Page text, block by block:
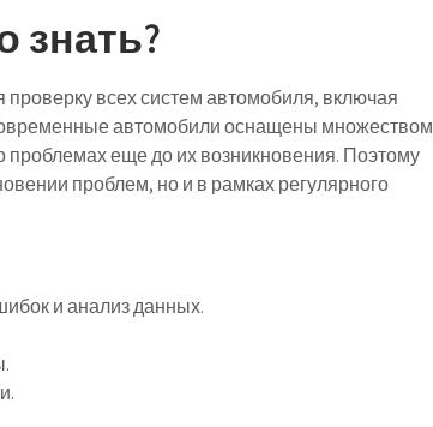
знать?
всех систем автомобиля, включая
автомобили оснащены множеством
проблемах еще до их возникновения. Поэтому
проблем, но и в рамках регулярного
и анализ данных.